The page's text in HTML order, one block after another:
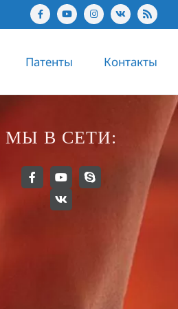
Патенты Контакты
МЫ В СЕТИ: